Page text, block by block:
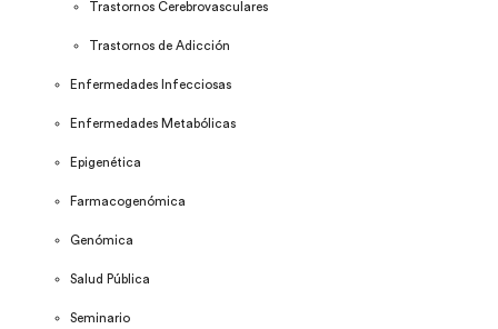
Trastornos Cerebrovasculares
Trastornos de Adicción
Enfermedades Infecciosas
Enfermedades Metabólicas
Epigenética
Farmacogenómica
Genómica
Salud Pública
Seminario